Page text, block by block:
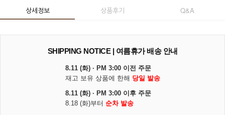
상세정보 상품후기 Q&A
SHIPPING NOTICE | 여름휴가 배송 안내
8.11 (화) · PM 3:00 이전 주문
재고 보유 상품에 한해 당일 발송
8.11 (화) · PM 3:00 이후 주문
8.18 (화)부터 순차 발송